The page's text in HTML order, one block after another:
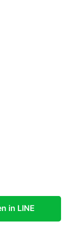
in LINE